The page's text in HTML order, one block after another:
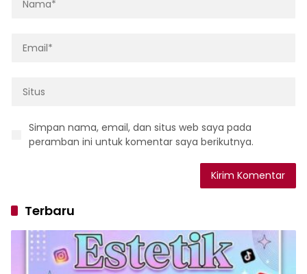
Simpan nama, email, dan situs web saya pada
peramban ini untuk komentar saya berikutnya.
Terbaru